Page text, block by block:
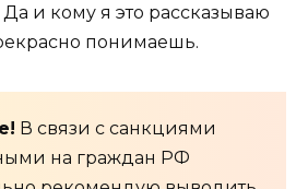
Да и кому я это рассказываю
понимаешь.
В связи с санкциями
на граждан РФ